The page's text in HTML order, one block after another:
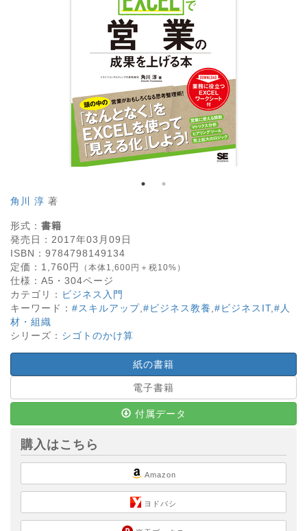
角川 淳 著
形式： 書籍
発売日： 2017年03月09日
ISBN： 9784798149134
定価： 1,760円 （本体1,600円＋税10%）
仕様： A5・ 304ページ
カテゴリ： ビジネス入門
キーワード： #スキルアップ #ビジネス教養 #ビジネスIT, #人
材・組織
シリーズ： シゴトのかけ算
紙の書籍
電子書籍
付属データ
購入はこちら
Amazon
ヨドバシ